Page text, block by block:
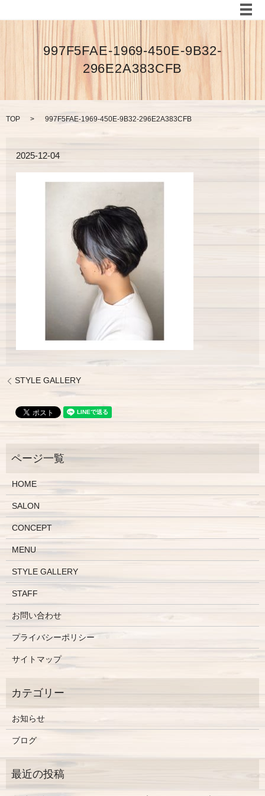
メ
997F5FAE-1969-450E-9B32-
296E2A383CFB
TOP 997F5FAE-1969-450E-9B32-296E2A383CFB
2025-12-04
STYLE GALLERY
HOME
SALON
CONCEPT
MENU
STYLE GALLERY
STAFF
お問い合わせ
プライバシーポリシー
サイトマップ
お知らせ
ブログ